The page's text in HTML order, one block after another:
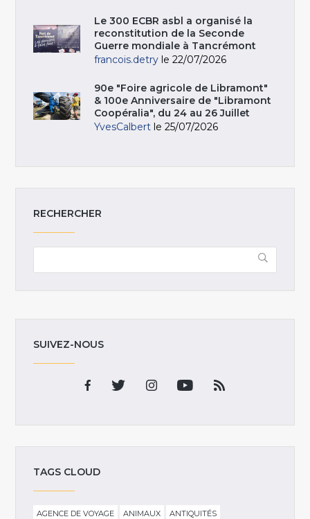
Le 300 ECBR asbl a organisé la
reconstitution de la Seconde
Guerre mondiale à Tancrémont
francois.detry le 22/07/2026
90e "Foire agricole de Libramont"
& 100e Anniversaire de "Libramont
Coopéralia", du 24 au 26 Juillet
YvesCalbert le 25/07/2026
RECHERCHER
SUIVEZ-NOUS
TAGS CLOUD
AGENCE DE VOYAGE ANIMAUX
ANTIQUITÉS